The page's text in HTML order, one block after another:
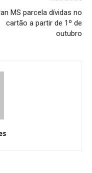
MS parcela dívidas no
cartão a partir de 1º de
outubro